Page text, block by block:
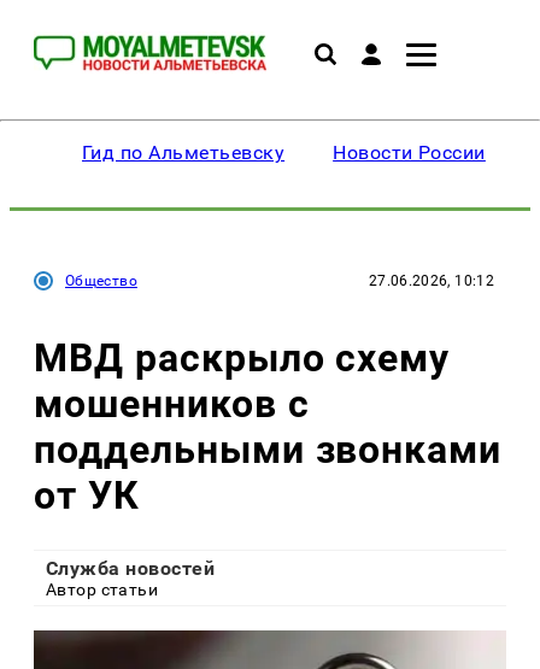
Гид по Альметьевску Новости России
Общество 27.06.2026, 10:12
МВД раскрыло схему
мошенников с
поддельными звонками
от УК
Служба новостей
Автор статьи